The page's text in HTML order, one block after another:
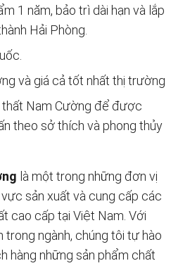
1 năm, bảo trì dài hạn và lắp
Hải Phòng.
và giá cả tốt nhất thị trường
thất Nam Cường để được
theo sở thích và phong thủy
là một trong những đơn vị
sản xuất và cung cấp các
cao cấp tại Việt Nam. Với
trong ngành, chúng tôi tự hào
hàng những sản phẩm chất